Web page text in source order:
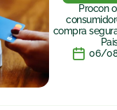
Procon
compra
06/